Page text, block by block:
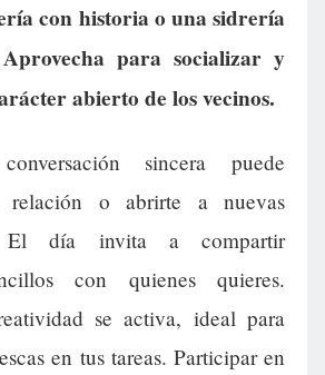
con historia o una sidrería
para socializar y
abierto de los vecinos.
sincera puede
relación o abrirte a nuevas
El día invita a compartir
con quienes quieres.
se activa, ideal para
en tus tareas. Participar en